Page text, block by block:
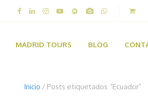
MADRID TOURS BLOG
Inicio Posts etiquetados “Ecuador”